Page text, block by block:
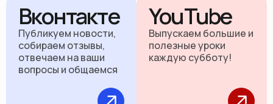
Вконтакте
Публикуем новости,
собираем отзывы,
отвечаем на ваши
вопросы и общаемся
YouTube
Выпускаем большие и
полезные уроки
каждую субботу!